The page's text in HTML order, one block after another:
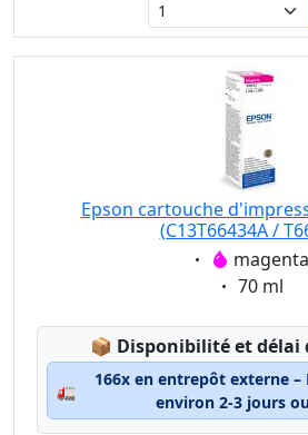
Epson cartouche
(C13T66434A /
Eigenschaft:
magenta
Eigenschaft:
70 ml
📦 Lagerstatus:
Disponibilité et délai
🚛
166x en entrepôt externe –
environ 2-3 jours